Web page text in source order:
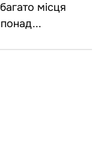
місця